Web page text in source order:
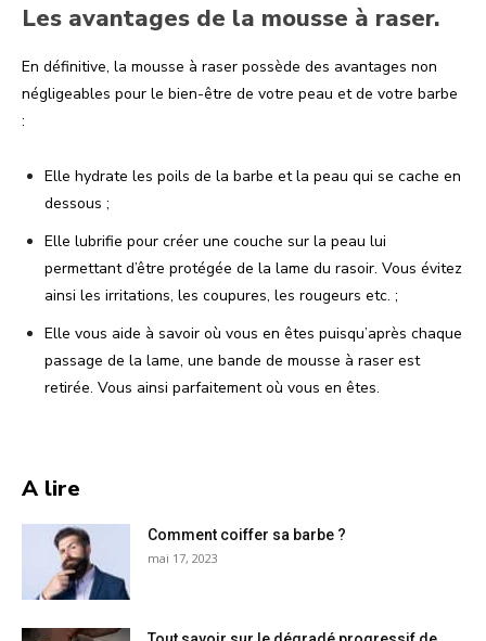
Les avantages de la mousse à raser.
En définitive, la mousse à raser possède des avantages non
négligeables pour le bien-être de votre peau et de votre barbe
:
Elle hydrate les poils de la barbe et la peau qui se cache en
dessous ;
Elle lubrifie pour créer une couche sur la peau lui
permettant d’être protégée de la lame du rasoir. Vous évitez
ainsi les irritations, les coupures, les rougeurs etc. ;
Elle vous aide à savoir où vous en êtes puisqu’après chaque
passage de la lame, une bande de mousse à raser est
retirée. Vous ainsi parfaitement où vous en êtes.
A lire
Comment coiffer sa barbe ?
mai 17, 2023